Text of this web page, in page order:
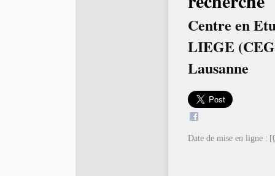
Centre en
LIEGE
Lausanne
Date de mise en ligne :